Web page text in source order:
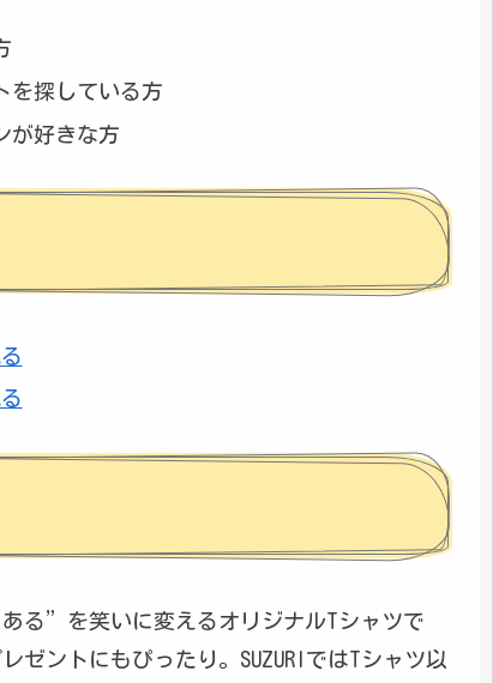
を探している方
が好きな方
る”を笑いに変えるオリジナルTシャツで
ゼントにもぴったり。SUZURIではTシャツ以